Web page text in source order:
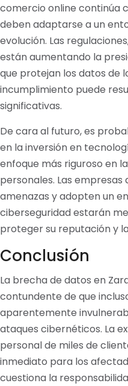
comercio online continúa
deben adaptarse a un
evolución. Las
están aumentando la
que protejan los datos de
incumplimiento puede
significativas.
De cara al futuro, es
en la inversión en
enfoque más riguroso en
personales. Las
amenazas y adopten un
ciberseguridad estarán
proteger su reputación y
Conclusión
La brecha de datos en
contundente de que
aparentemente
ataques cibernéticos. La
personal de miles de
inmediato para los
cuestiona la